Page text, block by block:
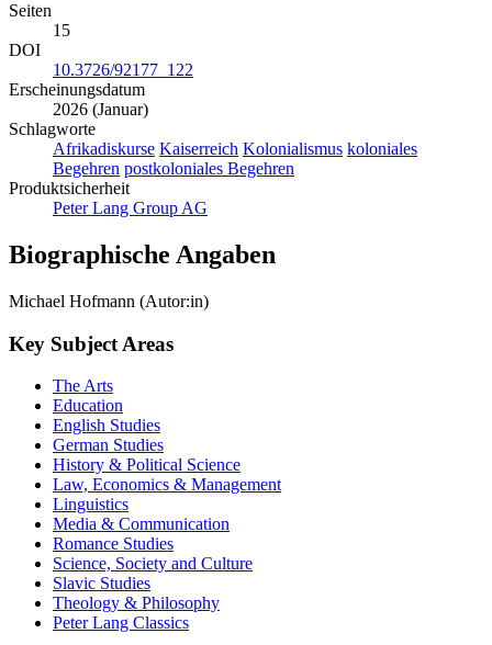
Seiten
15
DOI
10.3726/92177_122
Erscheinungsdatum
2026 (Januar)
Schlagworte
Afrikadiskurse Kaiserreich Kolonialismus koloniales
Begehren postkoloniales Begehren
Produktsicherheit
Peter Lang Group AG
Biographische Angaben
Michael Hofmann (Autor:in)
Key Subject Areas
The Arts
Education
English Studies
German Studies
History & Political Science
Law, Economics & Management
Linguistics
Media & Communication
Romance Studies
Science, Society and Culture
Slavic Studies
Theology & Philosophy
Peter Lang Classics